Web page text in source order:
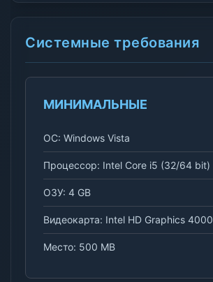
Системные требования
МИНИМАЛЬНЫЕ
ОС: Windows Vista
Процессор: Intel Core i5 (32/64 bit)
ОЗУ: 4 GB
Видеокарта: Intel HD Graphics 4000
Место: 500 MB